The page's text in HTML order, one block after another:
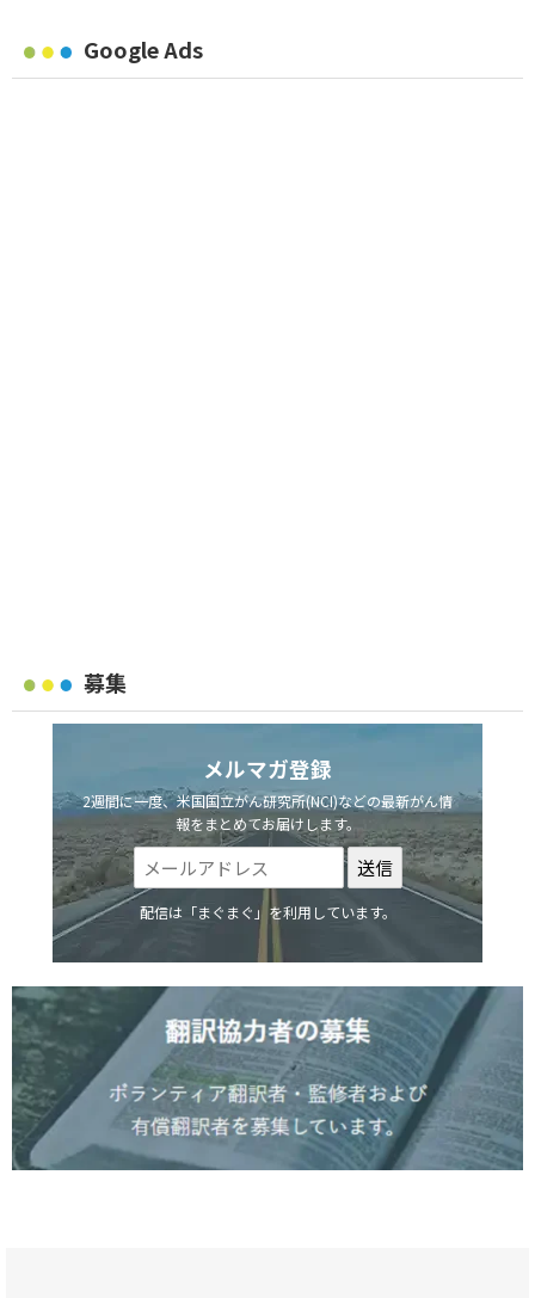
Google Ads
募集
メルマガ登録
2週間に一度、米国国立がん研究所(NCI)などの最新がん情
報をまとめてお届けします。
配信は「まぐまぐ」を利用しています。